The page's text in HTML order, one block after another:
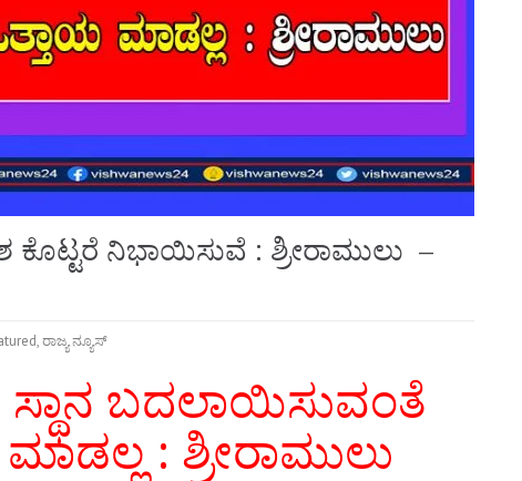
ಕೊಟ್ಟರೆ ನಿಭಾಯಿಸುವೆ : ಶ್ರೀರಾಮುಲು –
,ರಾಜ್ಯ ನ್ಯೂಸ್
ಸ್ಥಾನ ಬದಲಾಯಿಸುವಂತೆ
: ಶ್ರೀರಾಮುಲು